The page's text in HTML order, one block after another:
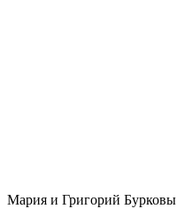
Мария и Григорий Бурковы